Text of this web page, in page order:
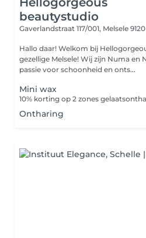
beautystudio
Gaverlandstraat 117/001, Melsele 9120
Hallo daar! Welkom bij
gezellige Melsele! Wij zijn Numa en
passie voor schoonheid en onts...
Mini wax
Ontharing